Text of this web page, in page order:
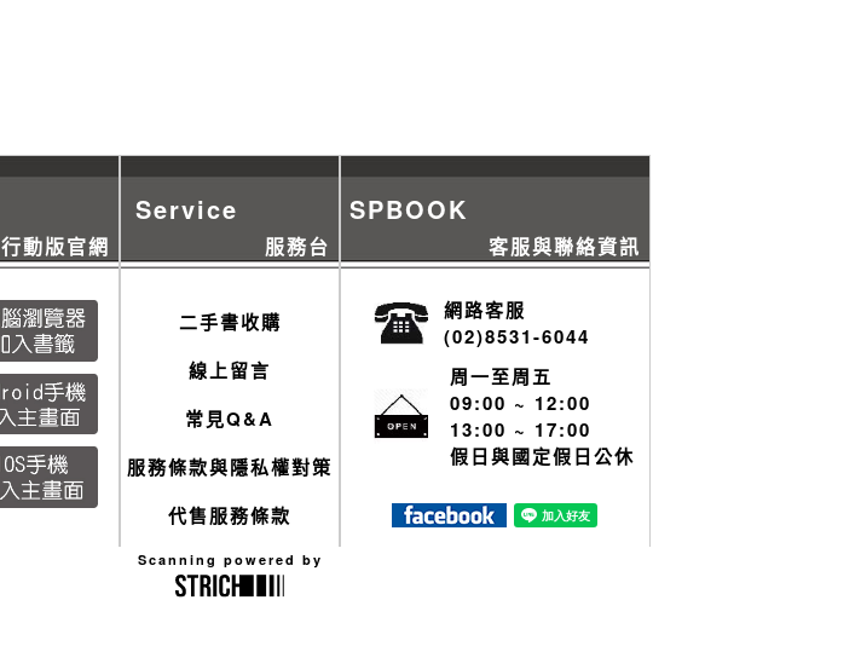
行動版官網
Service
服務台
二手書收購
線上留言
常見Q&A
服務條款與隱私權對策
代售服務條款
Scanning powered by
SPBOOK
客服與聯絡資訊
網路客服
(02)8531-6044
周一至周五
09:00 ~ 12:00
13:00 ~ 17:00
假日與國定假日公休